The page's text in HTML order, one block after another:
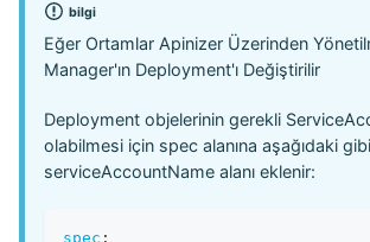
bilgi
Eğer Ortamlar Apinizer Üzerinden
Manager'ın Deployment'ı Değiştirilir
Deployment objelerinin gerekli
olabilmesi için spec alanına aşağıdaki gibi
serviceAccountName alanı eklenir:
spec :